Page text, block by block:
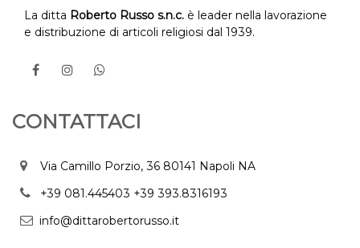
La ditta Roberto Russo s.n.c. è leader nella lavorazione
e distribuzione di articoli religiosi dal 1939.
CONTATTACI
Via Camillo Porzio, 36 80141 Napoli NA
+39 081.445403 +39 393.8316193
info@dittarobertorusso.it